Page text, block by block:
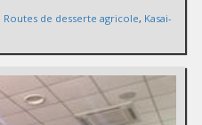
Routes de desserte agricole, Kasai-